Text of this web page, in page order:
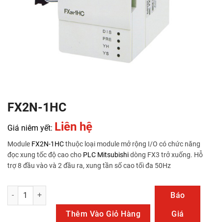
FX2N-1HC
Giá niêm yết: Liên hệ
Module FX2N-1HCthuộc loại module mở rộng I/O có chức năng
đọc xung tốc độ cao cho PLC Mitsubishidòng FX3 trở xuống. Hỗ
trợ 8 đầu vào và 2 đầu ra, xung tần số cao tối đa 50Hz
FX2N-1HC số lượng
Thêm Vào Giỏ Hàng
Báo
Giá